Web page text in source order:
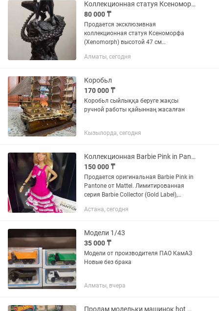
Коллекционная статуя Ксеноморф, Чужой, 47 см с диорамой Ручная работа 12K
80 000 ₸
Продается эксклюзивная
коллекционная статуя Ксеноморфа
(Xenomorph) высотой 47 см
12K 3D-принтере Elegoo Saturn 4 Ultra.
детализация...
Алматы, сегодня
Коробьл
170 000 ₸
Коробьл сыйлыққа беруге жақсы
ручной работы қайыннаң жасалған
Кызылорда, сегодня
Коллекционная Barbie Pink in Pantone (Gold Label, 2011)
150 000 ₸
Продается оригинальная Barbie Pink in
Pantone от Mattel. Лимитированная
серия Barbie Collector (Gold Label),
Дизайнер: Линда Кяв. 💗 Уникальная
Астана, сегодня
Модели 1/43
35 000 ₸
Модели от производителя ПАО КамАЗ
Новые без брака
Алматы, вчера
Продам модельки машинок hot wheels